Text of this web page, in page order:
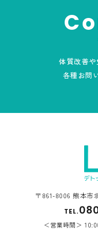
体質改善
各種お問
〒861-8006 熊本市
TEL.
営業時間